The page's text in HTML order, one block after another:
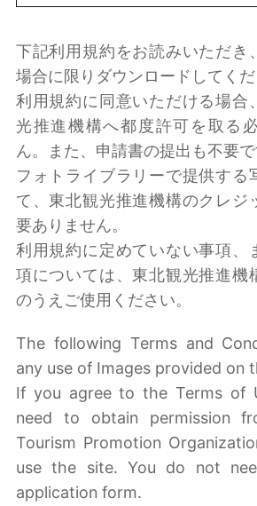
下記利用規約をお読みいただき
場合に限りダウンロードしてくだ
利用規約に同意いただける場合
光推進機構へ都度許可を取る
ん。また、申請書の提出も不要で
フォトライブラリーで提供する
て、東北観光推進機構のクレジ
要ありません。
利用規約に定めていない事項、
項については、東北観光推進機
のうえご使用ください。
The following Terms and
any use of Images provided on
If you agree to the Terms of
need to obtain permission
Tourism Promotion
use the site. You do not
application form.